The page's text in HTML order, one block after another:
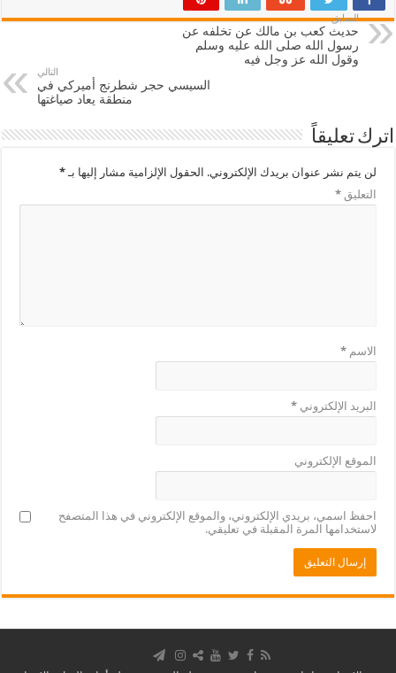
السابق
حديث كعب بن مالك عن تخلفه عن
رسول الله صلى الله عليه وسلم
وقول الله عز وجل فيه
التالي
السيسي حجر شطرنج أميركي في
منطقة يعاد صياغتها
اترك تعليقاً
لن يتم نشر عنوان بريدك الإلكتروني. الحقول الإلزامية مشار إليها بـ*
التعليق*
الاسم*
البريد الإلكتروني*
الموقع الإلكتروني
احفظ اسمي، بريدي الإلكتروني، والموقع الإلكتروني في هذا المتصفح
لاستخدامها المرة المقبلة في تعليقي.